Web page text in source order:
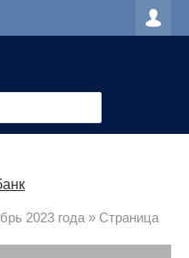
2023 года » Страница